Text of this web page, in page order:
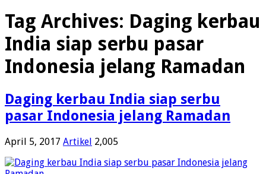
Tag Archives: Daging kerbau
India siap serbu pasar
Indonesia jelang Ramadan
Daging kerbau India siap serbu
pasar Indonesia jelang Ramadan
April 5, 2017 Artikel 2,005